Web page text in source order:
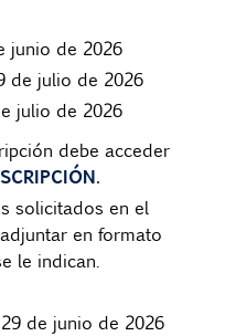
junio de 2026
de julio de 2026
julio de 2026
debe acceder
solicitados en el
en formato
le indican.
de junio de 2026